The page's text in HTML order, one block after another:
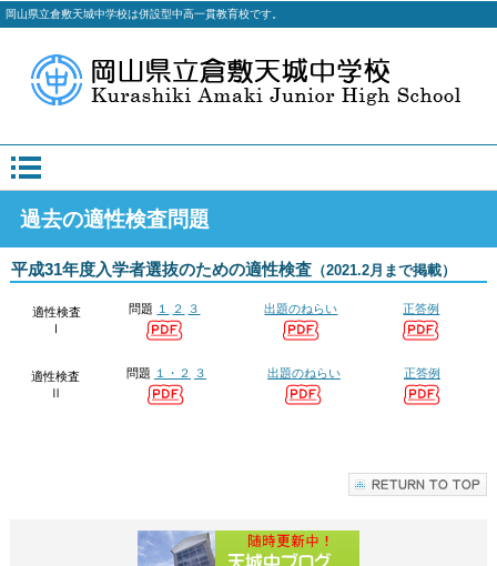
岡山県立倉敷天城中学校は併設型中高一貫教育校です。
過去の適性検査問題
平成31年度入学者選抜のための適性検査（2021.2月まで掲載）
適性検査
Ⅰ
問題 １ ２ ３ 出題のねらい 正答例
適性検査
Ⅱ
問題 １・２ ３ 出題のねらい 正答例